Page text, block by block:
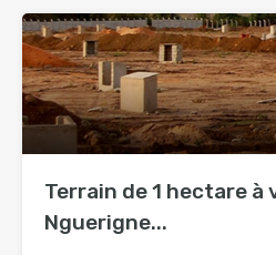
Terrain de 1 hectare à
Nguerigne...